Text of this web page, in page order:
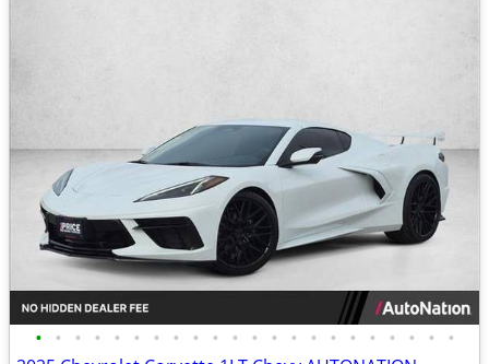
• • • • • • • • • • • • • • • • • • • • • •